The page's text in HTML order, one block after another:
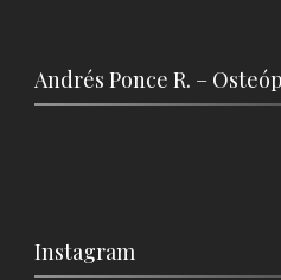
Andrés Ponce R. –
Instagram